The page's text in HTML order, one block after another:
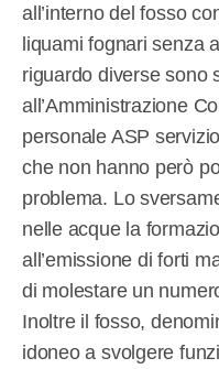
all’interno del fosso
liquami fognari senza
riguardo diverse sono
all’Amministrazione
personale ASP
che non hanno però
problema. Lo
nelle acque la
all’emissione di forti
di molestare un
Inoltre il fosso,
idoneo a svolgere